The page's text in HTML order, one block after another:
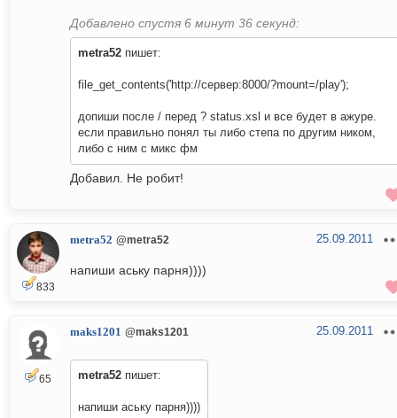
Добавлено спустя 6 минут 36 секунд:
metra52 пишет:
file_get_contents('http://сервер:8000/?mount=/play');
допиши после / перед ? status.xsl и все будет в ажуре.
если правильно понял ты либо степа по другим ником,
либо с ним с микс фм
Добавил. Не робит!
833
metra52 @metra52 25.09.2011
напиши аську парня))))
65
maks1201 @maks1201 25.09.2011
metra52 пишет:
напиши аську парня))))